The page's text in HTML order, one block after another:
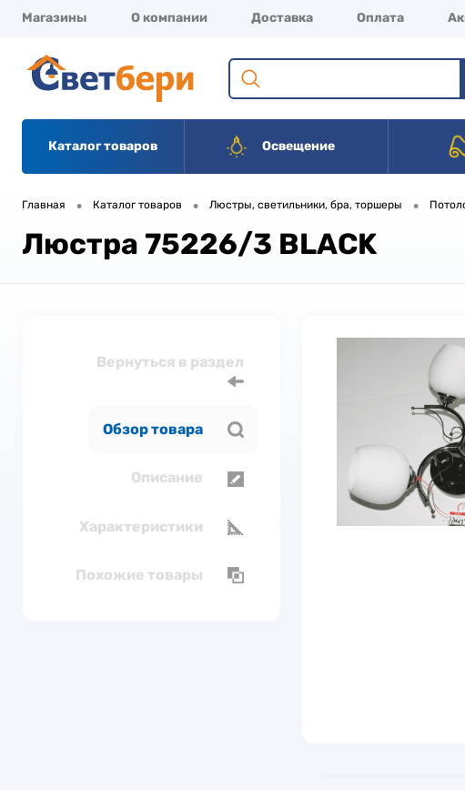
Магазины О компании Доставка Оплата
Каталог товаров Освещение
Главная • Каталог товаров • Люстры, светильники, бра, торшеры •
Люстра 75226/3 BLACK
Вернуться в раздел
Обзор товара
Описание
Характеристики
Похожие товары